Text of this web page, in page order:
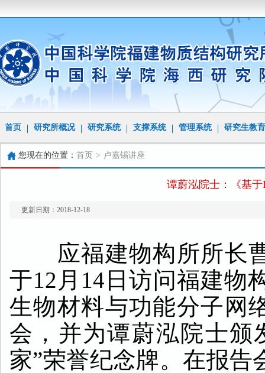
首页 研究所概况 研究系统 支撑系统 管理系统 研究生教育
您现在的位置： 首页 > 卢嘉锡讲座
谭蔚泓院士：《基
更新日期：2018-12-18
应福建物构所所长
于12 月 14 日访问福建物
生物材料与功能分子网
会，并为谭蔚泓院士颁
家”荣誉纪念牌。在报告